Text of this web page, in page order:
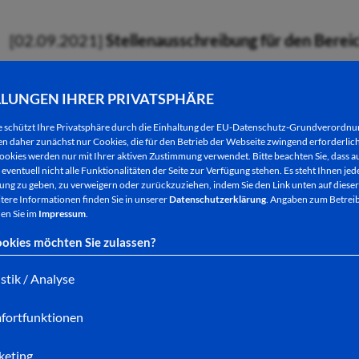
IHRER PRIVATSPHÄRE
schützt Ihre Privatsphäre durch die Einhaltung der EU-Datenschutz-
daher zunächst nur Cookies, die für den Betrieb der Webseite zwingend
werden nur mit Ihrer aktiven Zustimmung verwendet. Bitte beachten Sie, dass
nicht alle Funktionalitäten der Seite zur Verfügung stehen. Es steht Ihnen
zu geben, zu verweigern oder zurückzuziehen, indem Sie den Link unten auf
Informationen finden Sie in unsererDatenschutzerklärung. Angaben zum
Sie im Impressum.
möchten Sie zulassen?
/ Analyse
[02.09.2021] Stellenausschreibung für den
[02.09.2021]Fachbereichsleitung für den
Bewerbungsende: 26.09.2021
[25.08.2021]Stellenausschreibung 3
2022